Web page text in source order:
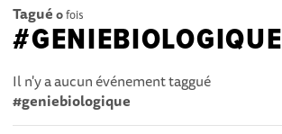
Tagué 0fois
#GENIEBIOLOGIQUE
Il n'y a aucun événement taggué
#geniebiologique